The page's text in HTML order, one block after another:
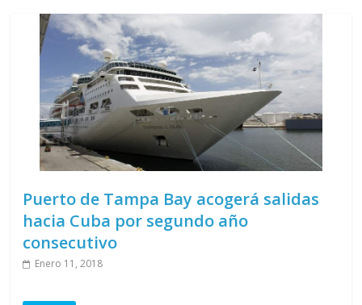
Puerto de Tampa Bay acogerá salidas
hacia Cuba por segundo año
consecutivo
Enero 11, 2018